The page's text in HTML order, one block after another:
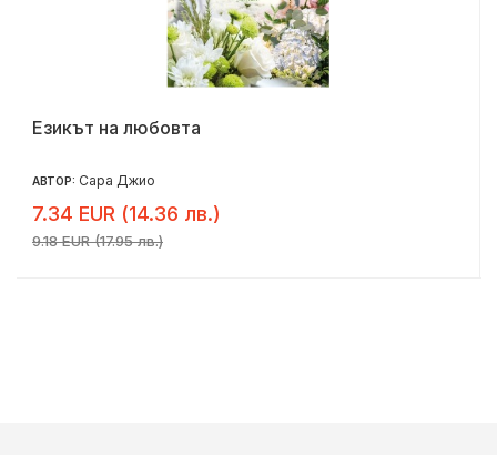
Езикът на любовта
АВТОР: Сара Джио
7.34 EUR (14.36 лв.)
9.18 EUR (17.95 лв.)